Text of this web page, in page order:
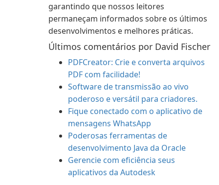
garantindo que nossos leitores
permaneçam informados sobre os últimos
desenvolvimentos e melhores práticas.
Últimos comentários por David Fischer
PDFCreator: Crie e converta arquivos
PDF com facilidade!
Software de transmissão ao vivo
poderoso e versátil para criadores.
Fique conectado com o aplicativo de
mensagens WhatsApp
Poderosas ferramentas de
desenvolvimento Java da Oracle
Gerencie com eficiência seus
aplicativos da Autodesk